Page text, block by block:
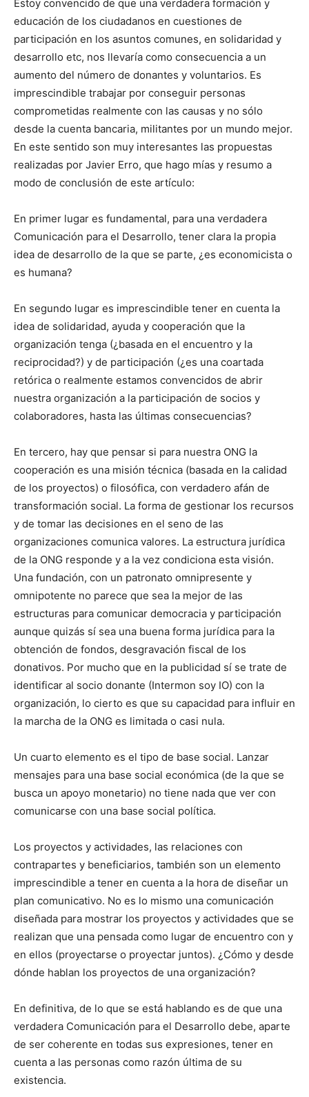
Estoy convencido de que una verdadera formación y
educación de los ciudadanos en cuestiones de
participación en los asuntos comunes, en solidaridad y
desarrollo etc, nos llevaría como consecuencia a un
aumento del número de donantes y voluntarios. Es
imprescindible trabajar por conseguir personas
comprometidas realmente con las causas y no sólo
desde la cuenta bancaria, militantes por un mundo mejor.
En este sentido son muy interesantes las propuestas
realizadas por Javier Erro, que hago mías y resumo a
modo de conclusión de este artículo:
En primer lugar es fundamental, para una verdadera
Comunicación para el Desarrollo, tener clara la propia
idea de desarrollo de la que se parte, ¿es economicista o
es humana?
En segundo lugar es imprescindible tener en cuenta la
idea de solidaridad, ayuda y cooperación que la
organización tenga (¿basada en el encuentro y la
reciprocidad?) y de participación (¿es una coartada
retórica o realmente estamos convencidos de abrir
nuestra organización a la participación de socios y
colaboradores, hasta las últimas consecuencias?
En tercero, hay que pensar si para nuestra ONG la
cooperación es una misión técnica (basada en la calidad
de los proyectos) o filosófica, con verdadero afán de
transformación social. La forma de gestionar los recursos
y de tomar las decisiones en el seno de las
organizaciones comunica valores. La estructura jurídica
de la ONG responde y a la vez condiciona esta visión.
Una fundación, con un patronato omnipresente y
omnipotente no parece que sea la mejor de las
estructuras para comunicar democracia y participación
aunque quizás sí sea una buena forma jurídica para la
obtención de fondos, desgravación fiscal de los
donativos. Por mucho que en la publicidad sí se trate de
identificar al socio donante (Intermon soy IO) con la
organización, lo cierto es que su capacidad para influir en
la marcha de la ONG es limitada o casi nula.
Un cuarto elemento es el tipo de base social. Lanzar
mensajes para una base social económica (de la que se
busca un apoyo monetario) no tiene nada que ver con
comunicarse con una base social política.
Los proyectos y actividades, las relaciones con
contrapartes y beneficiarios, también son un elemento
imprescindible a tener en cuenta a la hora de diseñar un
plan comunicativo. No es lo mismo una comunicación
diseñada para mostrar los proyectos y actividades que se
realizan que una pensada como lugar de encuentro con y
en ellos (proyectarse o proyectar juntos). ¿Cómo y desde
dónde hablan los proyectos de una organización?
En definitiva, de lo que se está hablando es de que una
verdadera Comunicación para el Desarrollo debe, aparte
de ser coherente en todas sus expresiones, tener en
cuenta a las personas como razón última de su
existencia.